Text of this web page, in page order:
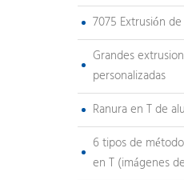
7075 Extrusión
Grandes
personalizadas
Ranura en T de
6 tipos de
en T (imágenes